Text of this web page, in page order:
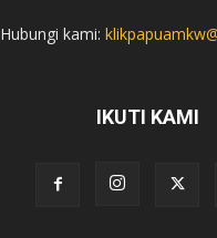
Hubungi kami:
IKUTI KAMI